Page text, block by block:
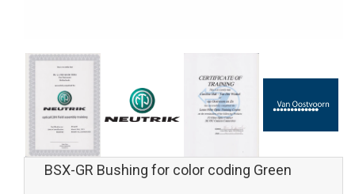
BSX-GR Bushing for color coding Green